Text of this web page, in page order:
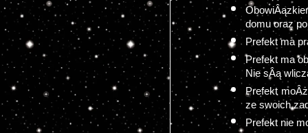
domu oraz
Prefekt ma
Prefekt ma
Nie sÂą
Prefekt
ze swoich
Prefekt nie